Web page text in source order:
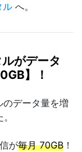
ル へ。
がデータ
】！
のデータ量を増
が毎月 70GB ！